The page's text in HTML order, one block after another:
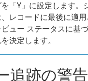
「Y」に設定します。
、レコードに最後に適
ュー ステータスに基
決定します。
追跡の警告